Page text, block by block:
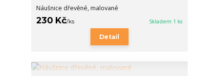
Náušnice dřevěné, malované
230 Kč/ks Skladem 1 ks
Detail